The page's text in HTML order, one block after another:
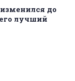
до
лучший